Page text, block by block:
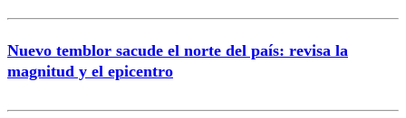
Nuevo temblor sacude el norte del país: revisa la
magnitud y el epicentro